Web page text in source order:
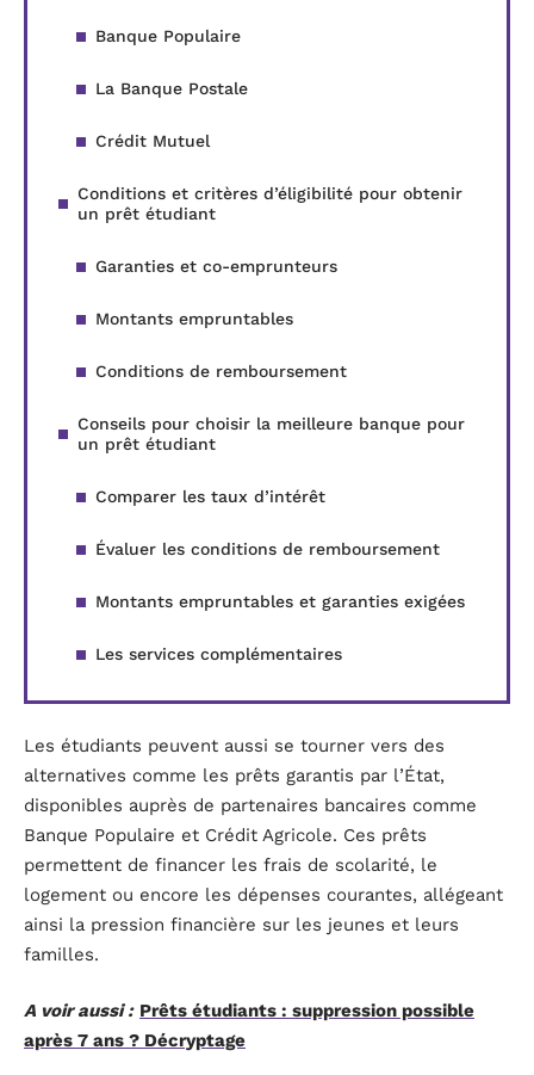
Banque Populaire
La Banque Postale
Crédit Mutuel
Conditions et critères d’éligibilité pour obtenir
un prêt étudiant
Garanties et co-emprunteurs
Montants empruntables
Conditions de remboursement
Conseils pour choisir la meilleure banque pour
un prêt étudiant
Comparer les taux d’intérêt
Évaluer les conditions de remboursement
Montants empruntables et garanties exigées
Les services complémentaires
Les étudiants peuvent aussi se tourner vers des
alternatives comme les prêts garantis par l’État,
disponibles auprès de partenaires bancaires comme
Banque Populaire et Crédit Agricole. Ces prêts
permettent de financer les frais de scolarité, le
logement ou encore les dépenses courantes, allégeant
ainsi la pression financière sur les jeunes et leurs
familles.
A voir aussi : Prêts étudiants : suppression possible
après 7 ans ? Décryptage